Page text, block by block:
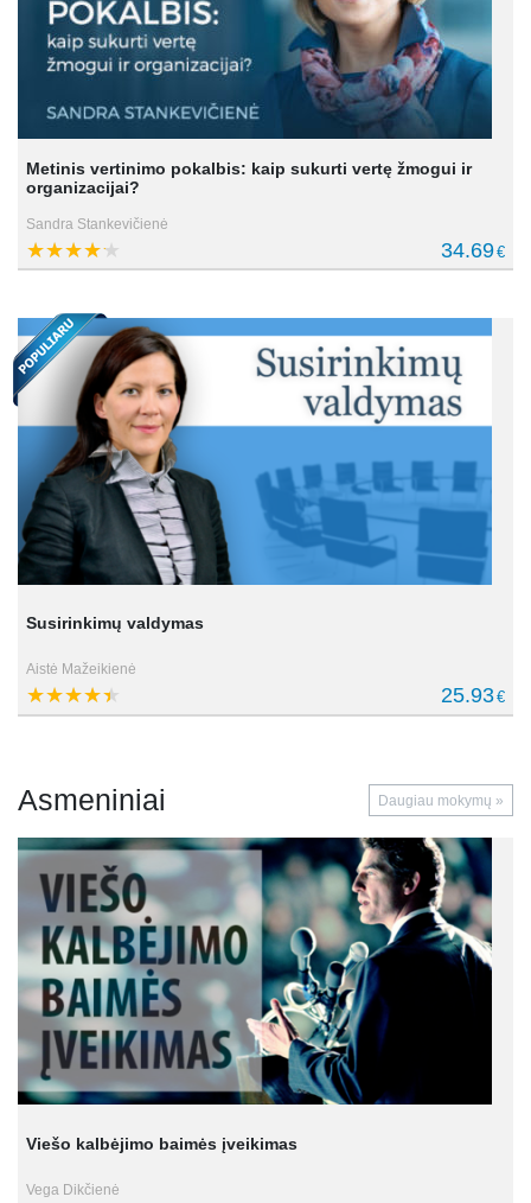
Metinis vertinimo pokalbis: kaip sukurti vertę žmogui ir
organizacijai?
Sandra Stankevičienė
34.69€
Susirinkimų valdymas
Aistė Mažeikienė
25.93€
Asmeniniai Daugiau mokymų »
Viešo kalbėjimo baimės įveikimas
Vega Dikčienė